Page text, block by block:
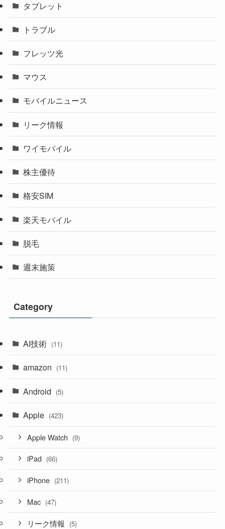
タブレット
トラブル
フレッツ光
マウス
モバイルニュース
リーク情報
ワイモバイル
株主優待
格安SIM
楽天モバイル
脱毛
週末施策
Category
AI技術 (11)
amazon (11)
Android (5)
Apple (423)
Apple Watch (9)
iPad (66)
iPhone (211)
Mac (47)
リーク情報 (5)